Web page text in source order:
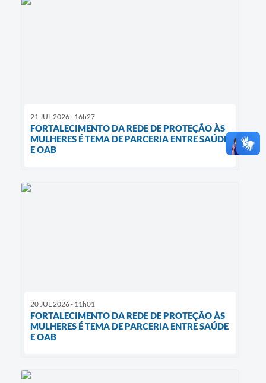
21 JUL 2026 - 16h27
FORTALECIMENTO DA REDE DE PROTEÇÃO ÀS
MULHERES É TEMA DE PARCERIA ENTRE SAÚDE
E OAB
20 JUL 2026 - 11h01
FORTALECIMENTO DA REDE DE PROTEÇÃO ÀS
MULHERES É TEMA DE PARCERIA ENTRE SAÚDE
E OAB